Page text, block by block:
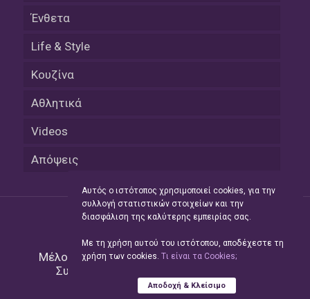
Ένθετα
Life & Style
Κουζίνα
Αθλητικά
Videos
Απόψεις
Μέλος του Δικτύου τηςHellas Press Media
Συντήρηση και Ανάπτυξη
Αυτός ο ιστότοπος χρησιμοποιεί cookies, για την
συλλογή στατιστικών στοιχείων και την
διασφάλιση της καλύτερης εμπειρίας σας.
Με τη χρήση αυτού του ιστότοπου, αποδέχεστε τη
χρήση των cookies. Tι είναι τα Cookies;
Αποδοχή & Κλείσιμο